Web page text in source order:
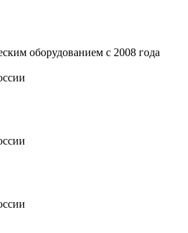
оборудованием с 2008 года